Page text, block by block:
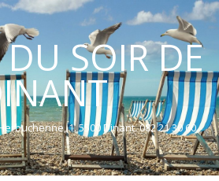
SOIR DE
1. 5500 Dinant. 082 21 30 60